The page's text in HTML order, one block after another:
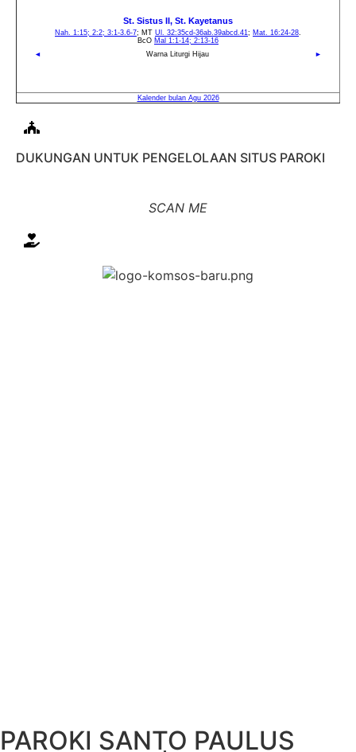
DUKUNGAN UNTUK PENGELOLAAN SITUS PAROKI
SCAN ME
PAROKI SANTO PAULUS